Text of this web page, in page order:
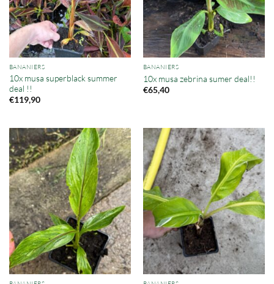
BANANIERS
10x musa superblack summer
deal !!
€119,90
BANANIERS
10x musa zebrina sumer deal!!
€65,40